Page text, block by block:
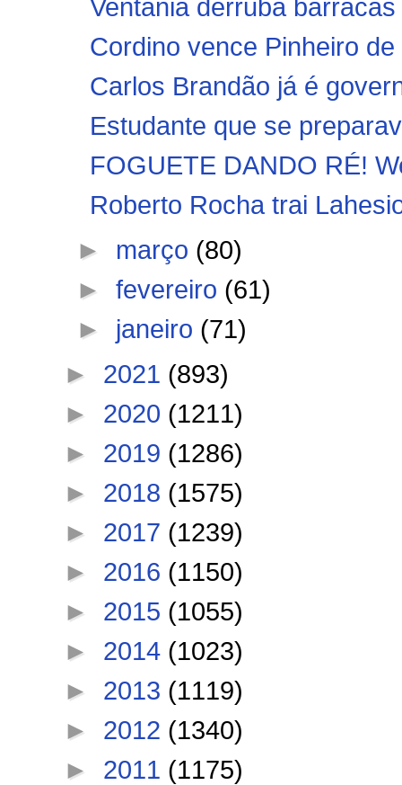
Ventania derruba
Cordino vence Pinheiro
Carlos Brandão já é
Estudante que se
FOGUETE DANDO RÉ!
Roberto Rocha trai
► março (80)
►fevereiro (61)
► janeiro (71)
► 2021 (893)
► 2020 (1211)
► 2019 (1286)
► 2018 (1575)
► 2017 (1239)
► 2016 (1150)
► 2015 (1055)
► 2014 (1023)
► 2013 (1119)
► 2012 (1340)
► 2011 (1175)